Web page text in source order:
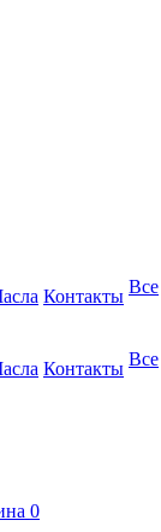
Контакты Все
Контакты Все
0